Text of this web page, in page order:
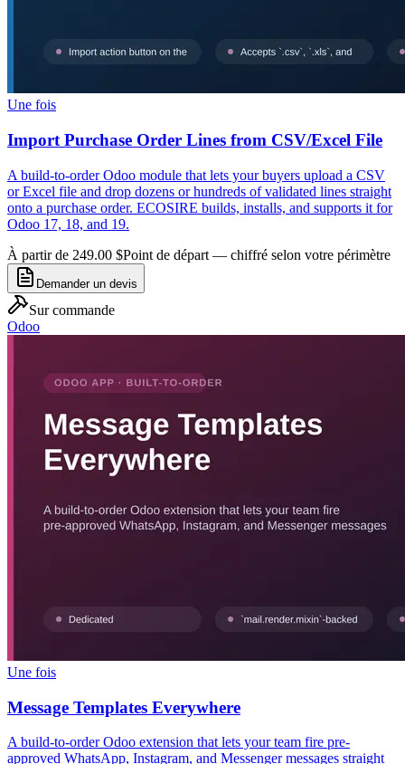
Une fois
Import Purchase Order Lines from CSV/Excel File
A build-to-order Odoo module that lets your buyers upload a CSV
or Excel file and drop dozens or hundreds of validated lines straight
onto a purchase order. ECOSIRE builds, installs, and supports it for
Odoo 17, 18, and 19.
À partir de 249.00 $Point de départ — chiffré selon votre périmètre
Demander un devis
Sur commande
Odoo
Une fois
Message Templates Everywhere
A build-to-order Odoo extension that lets your team fire pre-
approved WhatsApp, Instagram, and Messenger messages straight